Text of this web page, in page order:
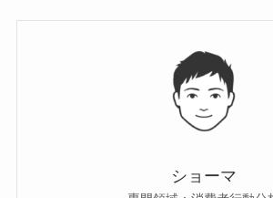
ショーマ